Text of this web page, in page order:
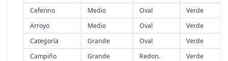
Ceferino
Medio Oval
Verde
Arroyo
Medio Oval
Verde
Categoría
Grande Oval
Verde
Campiño
Grande Redon. Verde